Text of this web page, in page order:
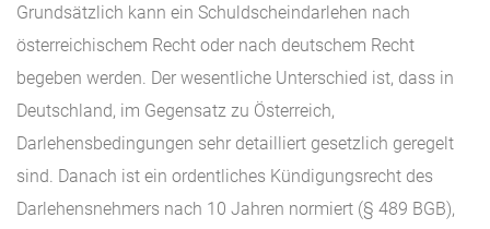
Grundsätzlich kann ein Schuldscheindarlehen nach
österreichischem Recht oder nach deutschem Recht
begeben werden. Der wesentliche Unterschied ist, dass in
Deutschland, im Gegensatz zu Österreich,
Darlehensbedingungen sehr detailliert gesetzlich geregelt
sind. Danach ist ein ordentliches Kündigungsrecht des
Darlehensnehmers nach 10 Jahren normiert (§ 489 BGB),